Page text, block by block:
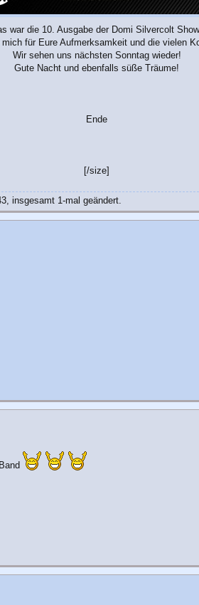
war die 10. Ausgabe der Domi Silvercolt
für Eure Aufmerksamkeit und die vielen
Wir sehen uns nächsten Sonntag wieder!
Gute Nacht und ebenfalls süße Träume!
Ende
[/size]
insgesamt 1-mal geändert.